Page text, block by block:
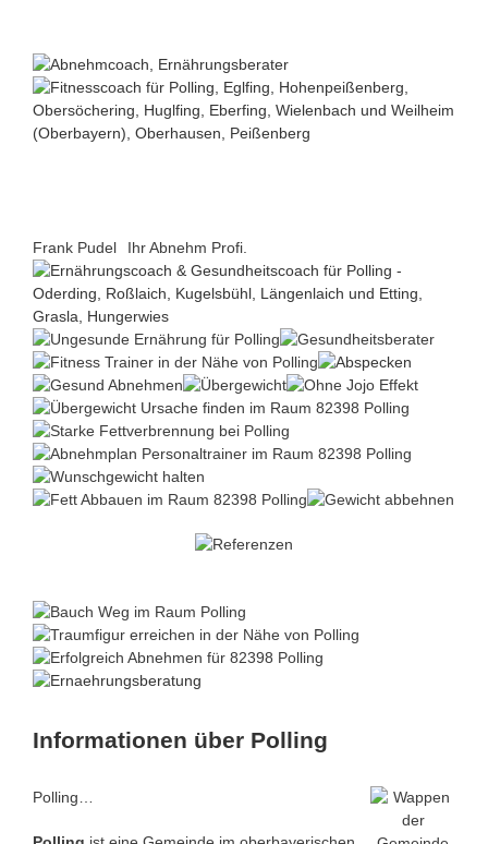
Frank Pudel Ihr Abnehm Profi.
Informationen über Polling
Polling…